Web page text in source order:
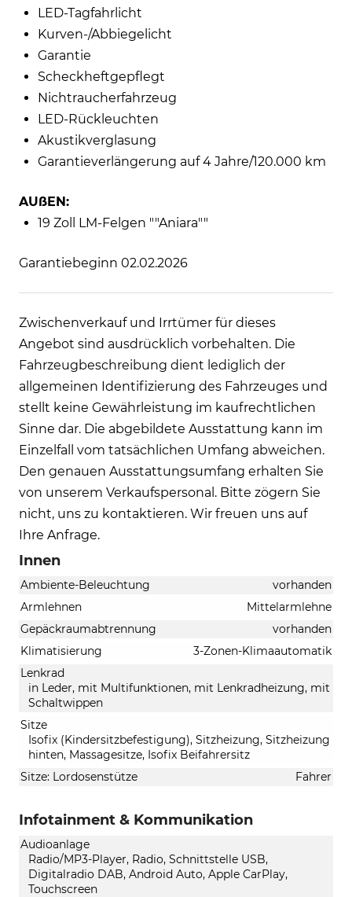
LED-Tagfahrlicht
Kurven-/Abbiegelicht
Garantie
Scheckheftgepflegt
Nichtraucherfahrzeug
LED-Rückleuchten
Akustikverglasung
Garantieverlängerung auf 4 Jahre/120.000 km
AUßEN:
19 Zoll LM-Felgen ""Aniara""
Garantiebeginn 02.02.2026
Zwischenverkauf und Irrtümer für dieses
Angebot sind ausdrücklich vorbehalten. Die
Fahrzeugbeschreibung dient lediglich der
allgemeinen Identifizierung des Fahrzeuges und
stellt keine Gewährleistung im kaufrechtlichen
Sinne dar. Die abgebildete Ausstattung kann im
Einzelfall vom tatsächlichen Umfang abweichen.
Den genauen Ausstattungsumfang erhalten Sie
von unserem Verkaufspersonal. Bitte zögern Sie
nicht, uns zu kontaktieren. Wir freuen uns auf
Ihre Anfrage.
Innen
Ambiente-Beleuchtung
vorhanden
Armlehnen
Mittelarmlehne
Gepäckraumabtrennung
vorhanden
Klimatisierung
3-Zonen-Klimaautomatik
Lenkrad
in Leder, mit Multifunktionen, mit Lenkradheizung, mit
Schaltwippen
Sitze
Isofix (Kindersitzbefestigung), Sitzheizung, Sitzheizung
hinten, Massagesitze, Isofix Beifahrersitz
Sitze: Lordosenstütze
Fahrer
Infotainment & Kommunikation
Audioanlage
Radio/MP3-Player, Radio, Schnittstelle USB,
Digitalradio DAB, Android Auto, Apple CarPlay,
Touchscreen